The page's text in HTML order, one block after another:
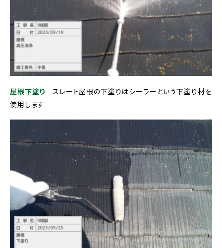
屋根下塗り スレート屋根の下塗りはシーラーという下塗り材を
使用します